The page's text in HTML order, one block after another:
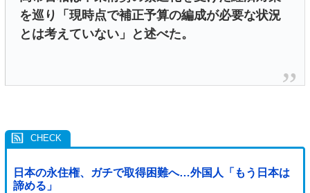
を巡り「現時点で補正予算の編成が必要な状況
とは考えていない」と述べた。
日本の永住権、ガチで取得困難へ…外国人「もう日本は
諦める」